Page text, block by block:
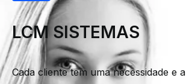
LCM SISTEMAS
Cada cliente tem uma necessidade e a